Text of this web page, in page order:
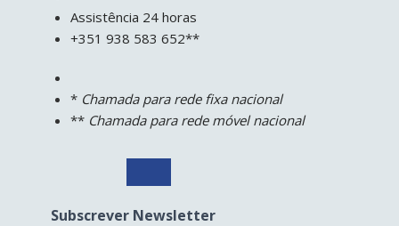
Assistência 24 horas
+351 938 583 652**
* Chamada para rede fixa nacional
** Chamada para rede móvel nacional
Subscrever Newsletter